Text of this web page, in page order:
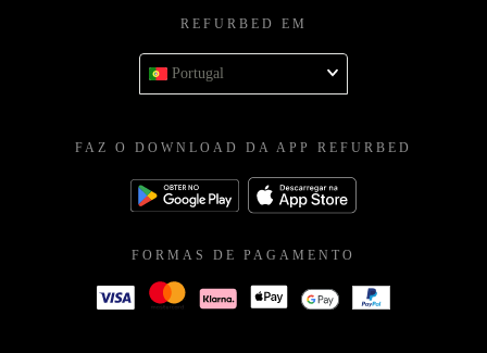
REFURBED EM
Portugal
FAZ O DOWNLOAD DA APP REFURBED
FORMAS DE PAGAMENTO